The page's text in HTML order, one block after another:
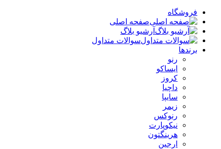
فروشگاه
صفحه اصلی
آرشیو بلاگ
سوالات متداول
برندها
رنو
ایساکو
کروز
داچیا
سایپا
زیمر
رنوکس
نیکوپارت
هرینگتون
ارجین